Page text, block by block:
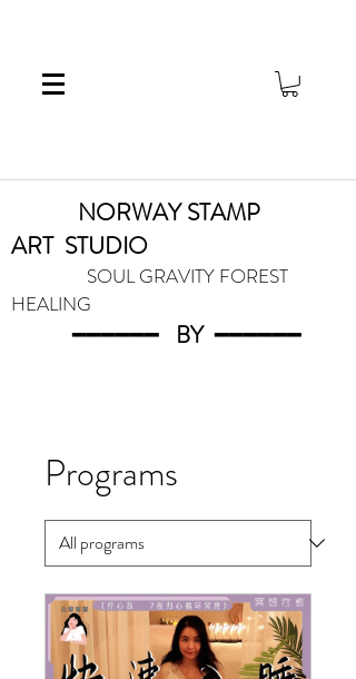
NORWAY STAMP
ART STUDIO
SOUL GRAVITY FOREST
HEALING
━━━━━━ BY━━━━━━
Programs